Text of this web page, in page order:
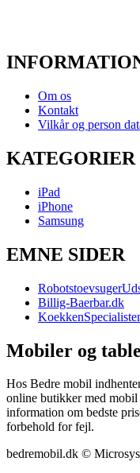
Om os
Kontakt
Vilkår og person
KATEGORIER
iPad
iPhone
Samsung
EMNE SIDER
Billig-Baerbar.dk
Mobiler og
Hos Bedre mobil
online butikker med mobil
information om bedste
forbehold for fejl.
bedremobil.dk © Microsys